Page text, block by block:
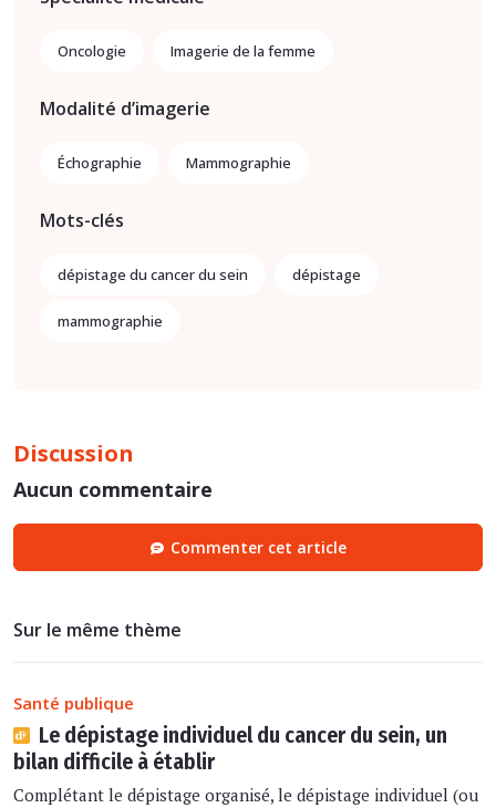
Oncologie Imagerie de la femme
Modalité d’imagerie
Échographie Mammographie
Mots-clés
dépistage du cancer du sein dépistage
mammographie
Discussion
Aucun commentaire
Commenter cet article
Sur le même thème
Santé publique
Le dépistage individuel du cancer du sein, un
bilan difficile à établir
Complétant le dépistage organisé, le dépistage individuel (ou